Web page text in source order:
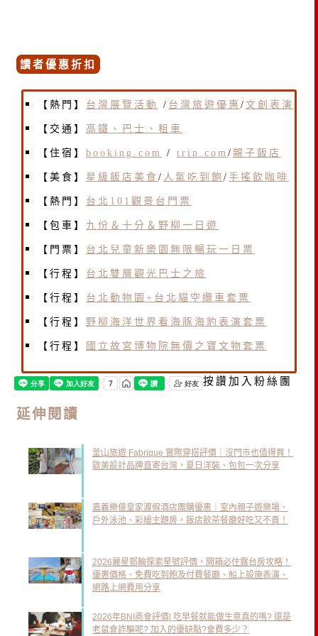
讀者優惠折扣
【熱門】 台灣展覽活動 / 台灣旅遊優惠 / 文創表演
【交通】 高鐵、巴士、租車
【住宿】 booking.com / trip.com / 親子飯店
【美食】 星級飯店美食 / 人氣吃到飽 / 手搖飲咖啡
【熱門】 台北101觀景台門票
【包車】 九份＆十分＆野柳一日遊
【門票】 台北兒童新樂園無限暢玩一日票
【行程】 台北雙層觀光巴士之旅
【行程】 台北動物園+台北貓空纜車套票
【行程】 野柳海洋世界看海豚海豹表演套票
【行程】 國立故宮博物院無價之寶文物套票
按讚加入粉絲團
延伸閱讀
釜山旅遊 Fabrique 實際穿搭評價｜沒門市也值得買！
歐美設計品牌直寄台灣，夏日洋裝、包包一次分享
嘉義樂億皇家渡假酒店團購優惠｜室內親子遊樂場、
戶外泳池、彩繪主題房，飯店飲茶餐廳好吃又不貴！
2026麗星郵輪探索星號評價，開箱必住露台房攻略！
優惠價格、免費吃到飽及付費餐廳、船上設施表演、
網路上網費用分享
2026年BNI商會評價| 吃早餐就能做生意真的嗎? 還是
老鼠會詐騙呢? 加入的優缺點?會費多少？